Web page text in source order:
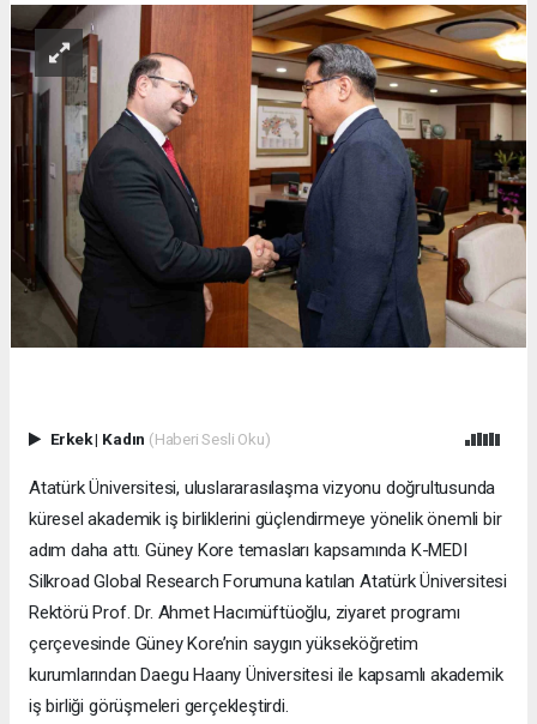
Erkek| Kadın (Haberi Sesli Oku)
Atatürk Üniversitesi, uluslararasılaşma vizyonu doğrultusunda
küresel akademik iş birliklerini güçlendirmeye yönelik önemli bir
adım daha attı. Güney Kore temasları kapsamında K-MEDI
Silkroad Global Research Forumuna katılan Atatürk Üniversitesi
Rektörü Prof. Dr. Ahmet Hacımüftüoğlu, ziyaret programı
çerçevesinde Güney Kore’nin saygın yükseköğretim
kurumlarından Daegu Haany Üniversitesi ile kapsamlı akademik
iş birliği görüşmeleri gerçekleştirdi.